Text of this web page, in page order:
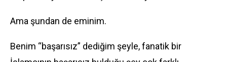
Ama şundan de eminim.
Benim “başarısız” dediğim şeyle, fanatik bir